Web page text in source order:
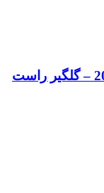
چراغ عقب سورنتو 2013 و 2014 و 2015 – گلگیر راست